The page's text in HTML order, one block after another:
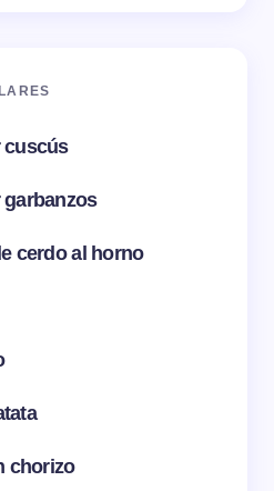
cuscús
cerdo al horno
chorizo